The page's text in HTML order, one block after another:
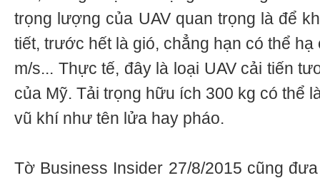
trọng lượng của UAV quan trọng là để
tiết, trước hết là gió, chẳng hạn có thể
m/s... Thực tế, đây là loại UAV cải tiến
của Mỹ. Tải trọng hữu ích 300 kg có thể
vũ khí như tên lửa hay pháo.
Tờ Business Insider 27/8/2015 cũng